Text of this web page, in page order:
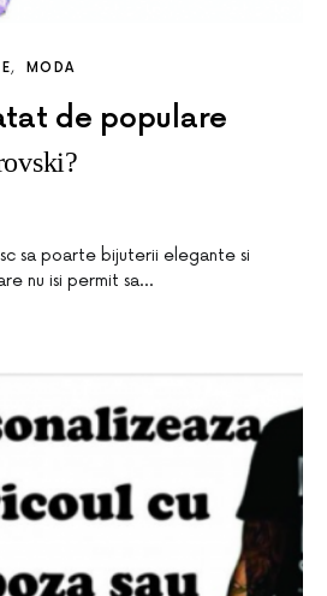
MODA
de populare
sa poarte bijuterii elegante si
nu isi permit sa…